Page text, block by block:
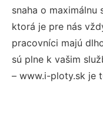
snaha o maximálnu
ktorá je pre nás
pracovníci majú
sú plne k vašim
– www.i-ploty.sk je